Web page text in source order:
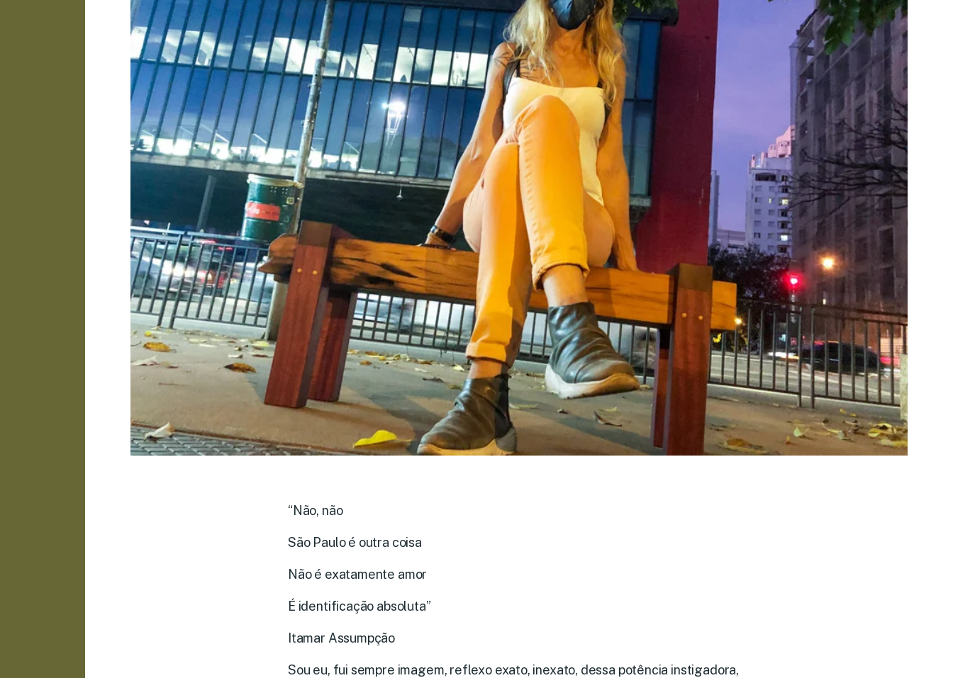
“Não, não
São Paulo é outra coisa
Não é exatamente amor
É identificação absoluta”
Itamar Assumpção
Sou eu, fui sempre imagem, reflexo exato, inexato, dessa potência instigadora,